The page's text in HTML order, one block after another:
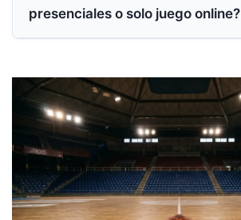
presenciales o solo juego online?